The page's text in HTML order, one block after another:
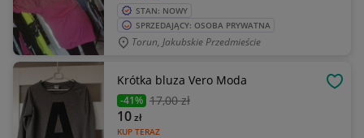
STAN: NOWY
SPRZEDAJĄCY: OSOBA PRYWATNA
Torun, Jakubskie Przedmieście
Krótka bluza Vero Moda
-41% 17,00 zł
KUP TERAZ
10zł